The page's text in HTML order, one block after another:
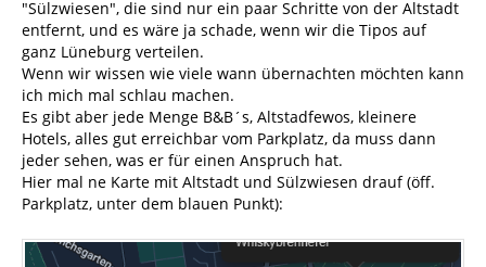
"Sülzwiesen", die sind nur ein paar Schritte von der Altstadt
entfernt, und es wäre ja schade, wenn wir die Tipos auf
ganz Lüneburg verteilen.
Wenn wir wissen wie viele wann übernachten möchten kann
ich mich mal schlau machen.
Es gibt aber jede Menge B&B´s, Altstadfewos, kleinere
Hotels, alles gut erreichbar vom Parkplatz, da muss dann
jeder sehen, was er für einen Anspruch hat.
Hier mal ne Karte mit Altstadt und Sülzwiesen drauf (öff.
Parkplatz, unter dem blauen Punkt):